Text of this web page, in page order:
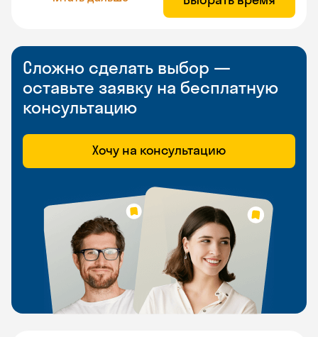
Сложно сделать выбор —
оставьте заявку на бесплатную
консультацию
Хочу на консультацию